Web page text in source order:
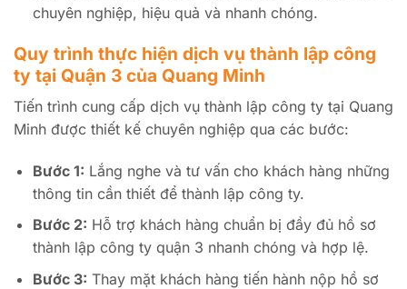
chuyên nghiệp, hiệu quả và nhanh chóng.
Quy trình thực hiện dịch vụ thành lập công
ty tại Quận 3 của Quang Minh
Tiến trình cung cấp dịch vụ thành lập công ty tại Quang
Minh được thiết kế chuyên nghiệp qua các bước:
Bước 1: Lắng nghe và tư vấn cho khách hàng những
thông tin cần thiết để thành lập công ty.
Bước 2: Hỗ trợ khách hàng chuẩn bị đầy đủ hồ sơ
thành lập công ty quận 3 nhanh chóng và hợp lệ.
Bước 3: Thay mặt khách hàng tiến hành nộp hồ sơ